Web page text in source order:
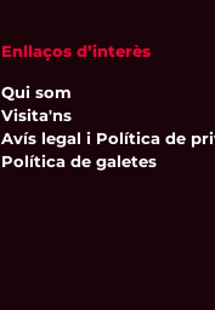
Enllaços d’interès
Qui som
Visita'ns
Avís legal i Política de
Política de galetes